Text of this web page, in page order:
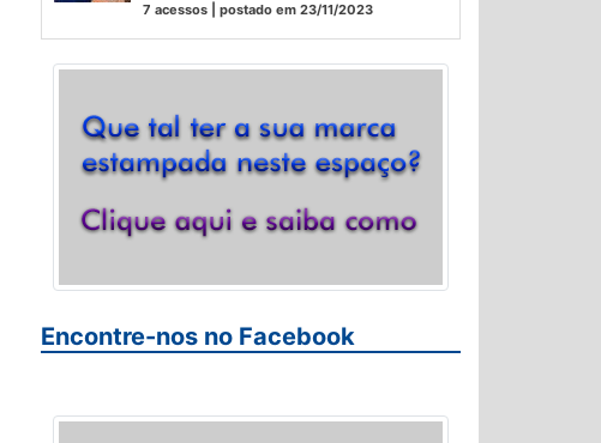
7 acessos | postado em 23/11/2023
Encontre-nos no Facebook